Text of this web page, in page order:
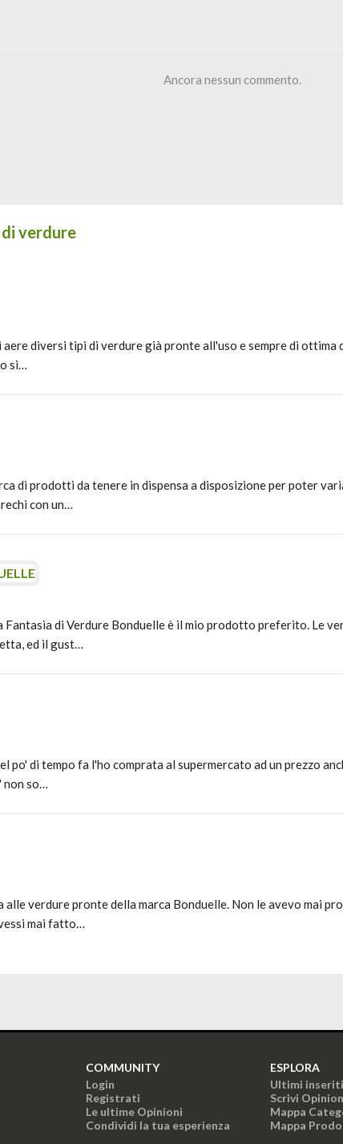
Ancora nessun commento.
verdure
diversi tipi di verdure già pronte all'uso e sempre di ottima
si…
di prodotti da tenere in dispensa a disposizione per poter
con un…
di Verdure Bonduelle è il mio prodotto preferito. Le
ed il gust…
po' di tempo fa l'ho comprata al supermercato ad un prezzo
non so…
verdure pronte della marca Bonduelle. Non le avevo mai
mai fatto…
COMMUNITY
Login
Registrati
Le ultime Opinioni
Condividi la tua esperienza
ESPLORA
Ultimi inseriti
Scrivi
Mappa
Mappa